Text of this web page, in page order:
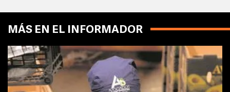
MÁS EN EL INFORMADOR